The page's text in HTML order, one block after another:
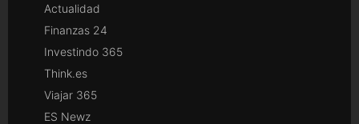
Actualidad
Finanzas 24
Investindo 365
Think.es
Viajar 365
ES Newz